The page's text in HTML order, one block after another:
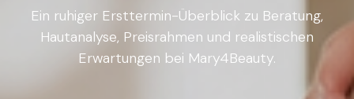
Ein ruhiger Ersttermin-Überblick zu Beratung,
Hautanalyse, Preisrahmen und realistischen
Erwartungen bei Mary4Beauty.